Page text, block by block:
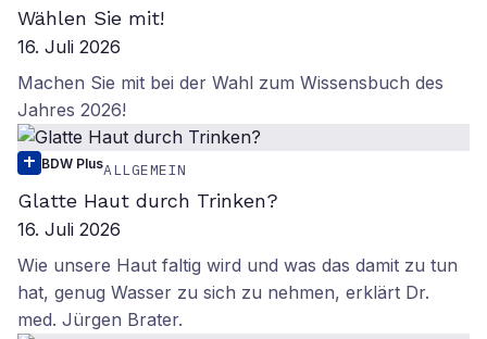
Wählen Sie mit!
16. Juli 2026
Machen Sie mit bei der Wahl zum Wissensbuch des
Jahres 2026!
BDW PlusALLGEMEIN
Glatte Haut durch Trinken?
16. Juli 2026
Wie unsere Haut faltig wird und was das damit zu tun
hat, genug Wasser zu sich zu nehmen, erklärt Dr.
med. Jürgen Brater.